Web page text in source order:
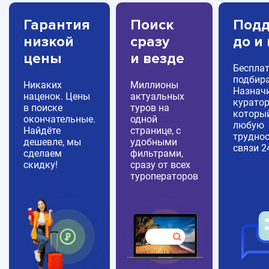
Гарантия
низкой
цены
Никаких
наценок. Цены
в поиске
окончательные.
Найдёте
дешевле, мы
сделаем
скидку!
Поиск
сразу
и везде
Миллионы
актуальных
туров на
одной
странице, с
удобными
фильтрами,
сразу от всех
туроператоров
до и
любую
связи